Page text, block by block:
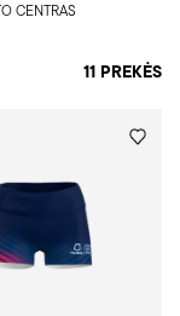
CENTRAS
11 PREKĖS